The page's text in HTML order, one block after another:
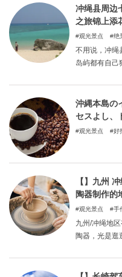
冲绳县周边
之旅锦上添
观光景点 绝
不用说，冲绳
岛屿都有自己
常有趣的事
您更多地了解
沖縄本島の
セスよし、
る！
观光景点 好
【】九州
陶器制作的
观光景点 手
九州/冲绳地
陶器，光是逛
建议您尝试
吧，这将是